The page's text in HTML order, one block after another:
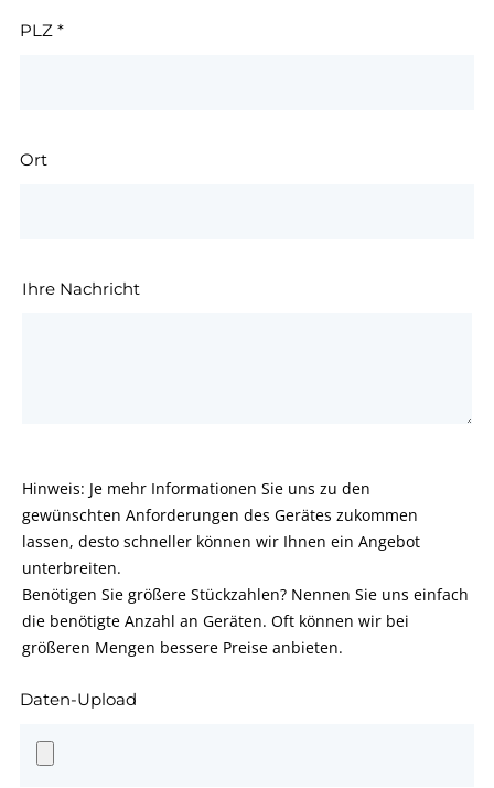
PLZ *
Ort
Ihre Nachricht
Hinweis: Je mehr Informationen Sie uns zu den
gewünschten Anforderungen des Gerätes zukommen
lassen, desto schneller können wir Ihnen ein Angebot
unterbreiten.
Benötigen Sie größere Stückzahlen? Nennen Sie uns einfach
die benötigte Anzahl an Geräten. Oft können wir bei
größeren Mengen bessere Preise anbieten.
Daten-Upload